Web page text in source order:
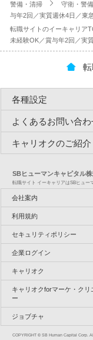
警備・清掃
守衛・警
与年2回／実質週休4日／東
転職サイトのイーキャリア
未経験OK／賞与年2回／実
各種設定
よくあるお問い合わ
キャリオクのご紹介
SBヒューマンキャピタル
転職サイト イーキャリアはSBヒュー
会社案内
利用規約
セキュリティポリシー
企業ログイン
キャリオク
キャリオクforマーケ・クリ
ー
ジョブチャ
COPYRIGHT © SB Human Capital Corp.